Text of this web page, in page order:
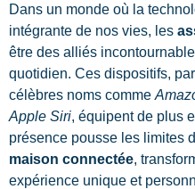
Dans un monde où la
intégrante de nos vies, les
être des alliés
quotidien. Ces dispositifs,
célèbres noms comme
Apple Siri, équipent de plus
présence pousse les limites
maison connectée,
expérience unique et